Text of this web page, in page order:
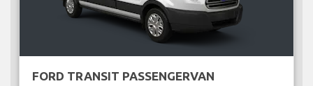
FORD TRANSIT PASSENGERVAN